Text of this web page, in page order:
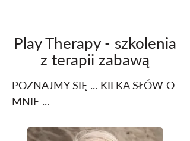
Play Therapy - szkolenia
z terapii zabawą
POZNAJMY SIĘ ... KILKA SŁÓW O
MNIE ...